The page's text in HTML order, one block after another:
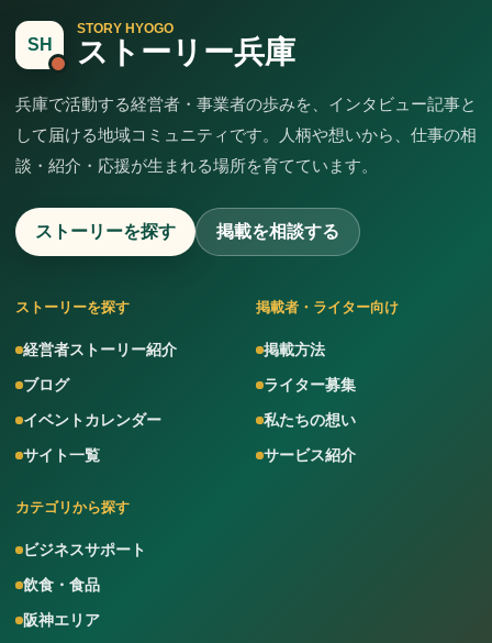
SH
STORY HYOGO
ストーリー兵庫
兵庫で活動する経営者・事業者の歩みを、インタビュー記事と
して届ける地域コミュニティです。人柄や想いから、仕事の相
談・紹介・応援が生まれる場所を育てています。
ストーリーを探す 掲載を相談する
ストーリーを探す
経営者ストーリー紹介
ブログ
イベントカレンダー
サイト一覧
掲載者・ライター向け
掲載方法
ライター募集
私たちの想い
サービス紹介
カテゴリから探す
ビジネスサポート
飲食・食品
阪神エリア